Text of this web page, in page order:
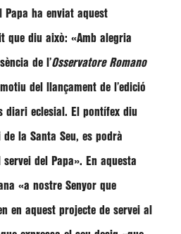
Papa ha enviat aquest
que diu això: «Amb alegria
de l’Osservatore Romano
del llançament de l’edició
diari eclesial. El pontífex diu
la Santa Seu, es podrà
del Papa». En aquesta
«a nostre Senyor que
en aquest projecte de servei al